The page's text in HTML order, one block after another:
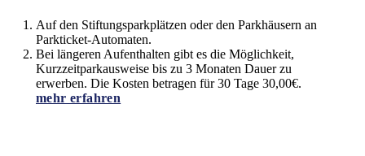
Auf den Stiftungsparkplätzen oder den Parkhäusern an
Parkticket-Automaten.
Bei längeren Aufenthalten gibt es die Möglichkeit,
Kurzzeitparkausweise bis zu 3 Monaten Dauer zu
erwerben. Die Kosten betragen für 30 Tage 30,00€.
mehr erfahren